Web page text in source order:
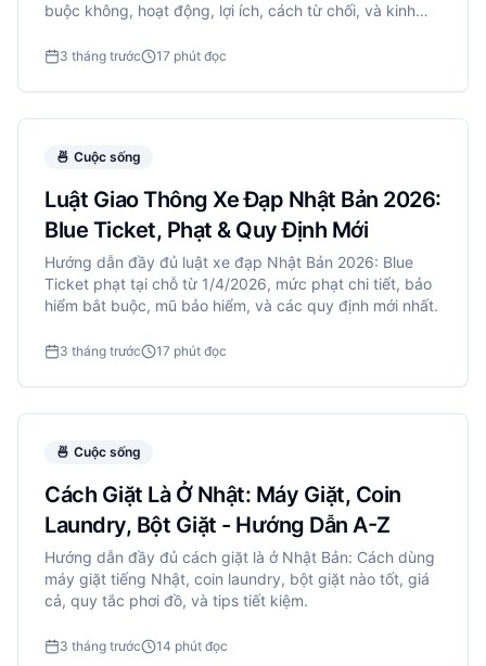
buộc không, hoạt động, lợi ích, cách từ chối, và kinh
3 tháng trước 17 phút đọc
🍜 Cuộc sống
Luật Giao Thông Xe Đạp Nhật Bản 2026:
Blue Ticket, Phạt & Quy Định Mới
Hướng dẫn đầy đủ luật xe đạp Nhật Bản 2026: Blue
Ticket phạt tại chỗ từ 1/4/2026, mức phạt chi tiết, bảo
hiểm bắt buộc, mũ bảo hiểm, và các quy định mới nhất.
3 tháng trước 17 phút đọc
🍜 Cuộc sống
Cách Giặt Là Ở Nhật: Máy Giặt, Coin
Laundry, Bột Giặt - Hướng Dẫn A-Z
Hướng dẫn đầy đủ cách giặt là ở Nhật Bản: Cách dùng
máy giặt tiếng Nhật, coin laundry, bột giặt nào tốt, giá
cả, quy tắc phơi đồ, và tips tiết kiệm.
3 tháng trước 14 phút đọc